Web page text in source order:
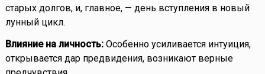
старых долгов, и, главное, — день вступления в новый
лунный цикл.
Влияние на личность:Особенно усиливается интуиция,
открывается дар предвидения, возникают верные